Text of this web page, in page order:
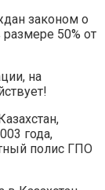
законом о
50% от
на
года,
полис ГПО